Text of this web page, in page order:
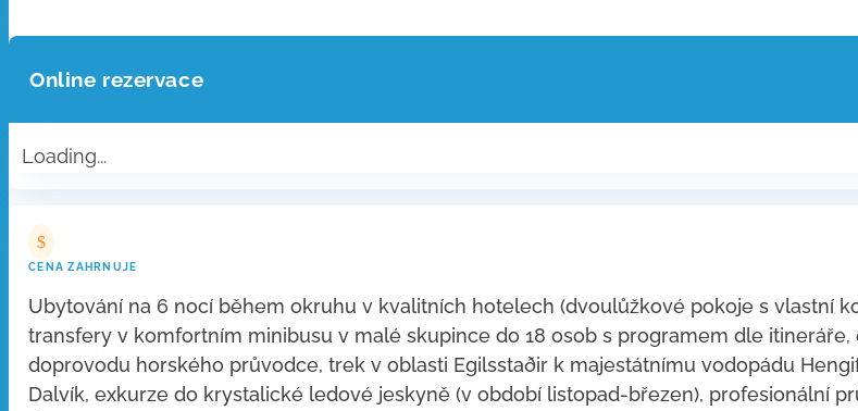
Online rezervace
Loading...
$
CENA ZAHRNUJE
Ubytování na 6 nocí během okruhu v kvalitních hotelech (dvoulůžkové pokoje s vlastní
transfery v komfortním minibusu v malé skupince do 18 osob s programem dle
doprovodu horského průvodce, trek v oblasti Egilsstaðir k majestátnímu vodopádu
Dalvík, exkurze do krystalické ledové jeskyně (v období listopad-březen), profesionální